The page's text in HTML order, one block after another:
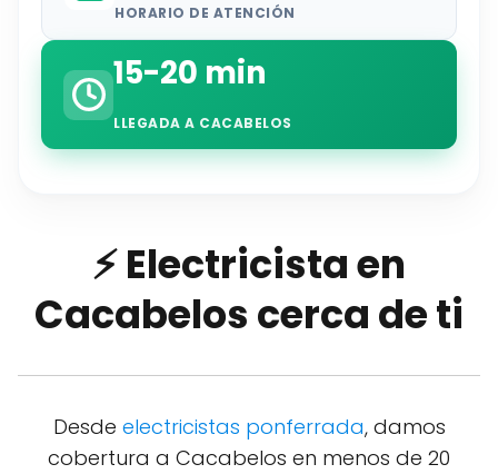
HORARIO DE ATENCIÓN
15-20 min
LLEGADA A CACABELOS
⚡ Electricista en
Cacabelos cerca de ti
Desde electricistas ponferrada, damos
cobertura a Cacabelos en menos de 20